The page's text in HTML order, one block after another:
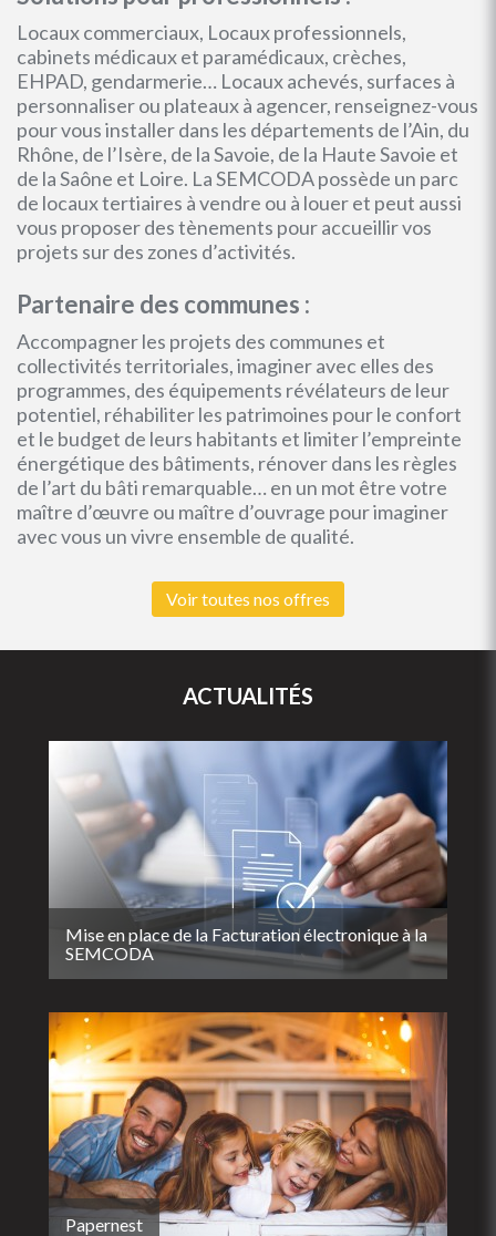
Locaux commerciaux, Locaux professionnels,
cabinets médicaux et paramédicaux, crèches,
EHPAD, gendarmerie… Locaux achevés, surfaces à
personnaliser ou plateaux à agencer, renseignez-vous
pour vous installer dans les départements de l’Ain, du
Rhône, de l’Isère, de la Savoie, de la Haute Savoie et
de la Saône et Loire. La SEMCODA possède un parc
de locaux tertiaires à vendre ou à louer et peut aussi
vous proposer des tènements pour accueillir vos
projets sur des zones d’activités.
Partenaire des communes :
Accompagner les projets des communes et
collectivités territoriales, imaginer avec elles des
programmes, des équipements révélateurs de leur
potentiel, réhabiliter les patrimoines pour le confort
et le budget de leurs habitants et limiter l’empreinte
énergétique des bâtiments, rénover dans les règles
de l’art du bâti remarquable… en un mot être votre
maître d’œuvre ou maître d’ouvrage pour imaginer
avec vous un vivre ensemble de qualité.
Voir toutes nos offres
ACTUALITÉS
Mise en place de la Facturation électronique à la
SEMCODA
Papernest